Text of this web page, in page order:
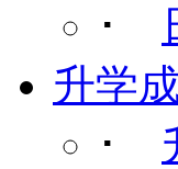
･
升学
･